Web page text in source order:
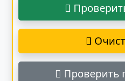
Проверить